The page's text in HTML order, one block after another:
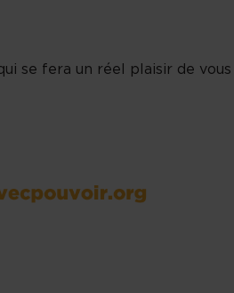
se fera un réel plaisir de